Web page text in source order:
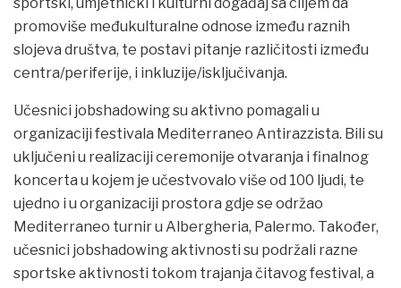
sportski, umjetnički i kulturni događaj sa ciljem da
promoviše međukulturalne odnose između raznih
slojeva društva, te postavi pitanje različitosti između
centra/periferije, i inkluzije/isključivanja.
Učesnici jobshadowing su aktivno pomagali u
organizaciji festivala Mediterraneo Antirazzista. Bili su
uključeni u realizaciji ceremonije otvaranja i finalnog
koncerta u kojem je učestvovalo više od 100 ljudi, te
ujedno i u organizaciji prostora gdje se održao
Mediterraneo turnir u Albergheria, Palermo. Također,
učesnici jobshadowing aktivnosti su podržali razne
sportske aktivnosti tokom trajanja čitavog festival, a